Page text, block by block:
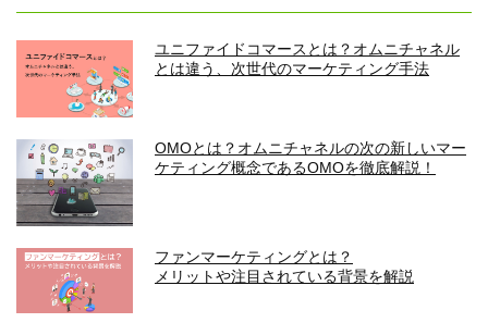
ユニファイドコマースとは？オムニチャネル
とは違う、次世代のマーケティング手法
OMOとは？オムニチャネルの次の新しいマー
ケティング概念であるOMOを徹底解説！
ファンマーケティングとは？
メリットや注目されている背景を解説